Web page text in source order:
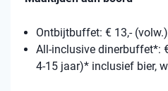
Ontbijtbuffet: € 13,-
All-inclusive dinerbuffet*:
4-15 jaar)* inclusief bier,